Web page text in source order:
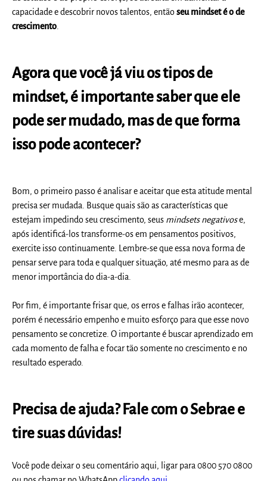
capacidade e descobrir novos talentos, entãoseu mindset é o de
crescimento.
Agora que você já viu os tipos de
mindset, é importante saber que ele
pode ser mudado, mas de que forma
isso pode acontecer?
Bom, o primeiro passo é analisar e aceitar que esta atitude mental
precisa ser mudada. Busque quais são as características que
estejam impedindo seu crescimento, seus mindsets negativose,
após identificá-los transforme-os em pensamentos positivos,
exercite isso continuamente. Lembre-se que essa nova forma de
pensar serve para toda e qualquer situação, até mesmo para as de
menor importância do dia-a-dia.
Por fim, é importante frisar que, os erros e falhas irão acontecer,
porém é necessário empenho e muito esforço para que esse novo
pensamento se concretize. O importante é buscar aprendizado em
cada momento de falha e focar tão somente no crescimento e no
resultado esperado.
Precisa de ajuda? Fale com o Sebrae e
tire suas dúvidas!
Você pode deixar o seu comentário aqui, ligar para 0800 570 0800